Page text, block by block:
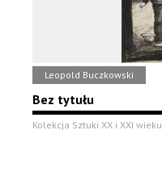
Leopold Buczkowski
Bez tytułu
Kolekcja Sztuki XX i XXI wieku